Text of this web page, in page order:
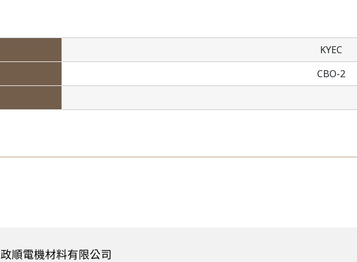
KYEC
CBO-2
政順電機材料有限公司